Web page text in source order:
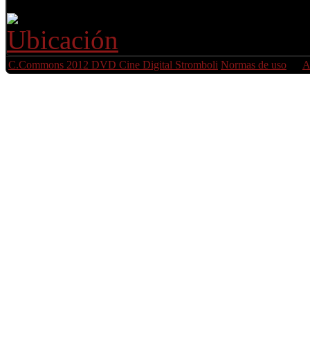
C.Commons 2012 DVD Cine Digital Stromboli Normas de uso